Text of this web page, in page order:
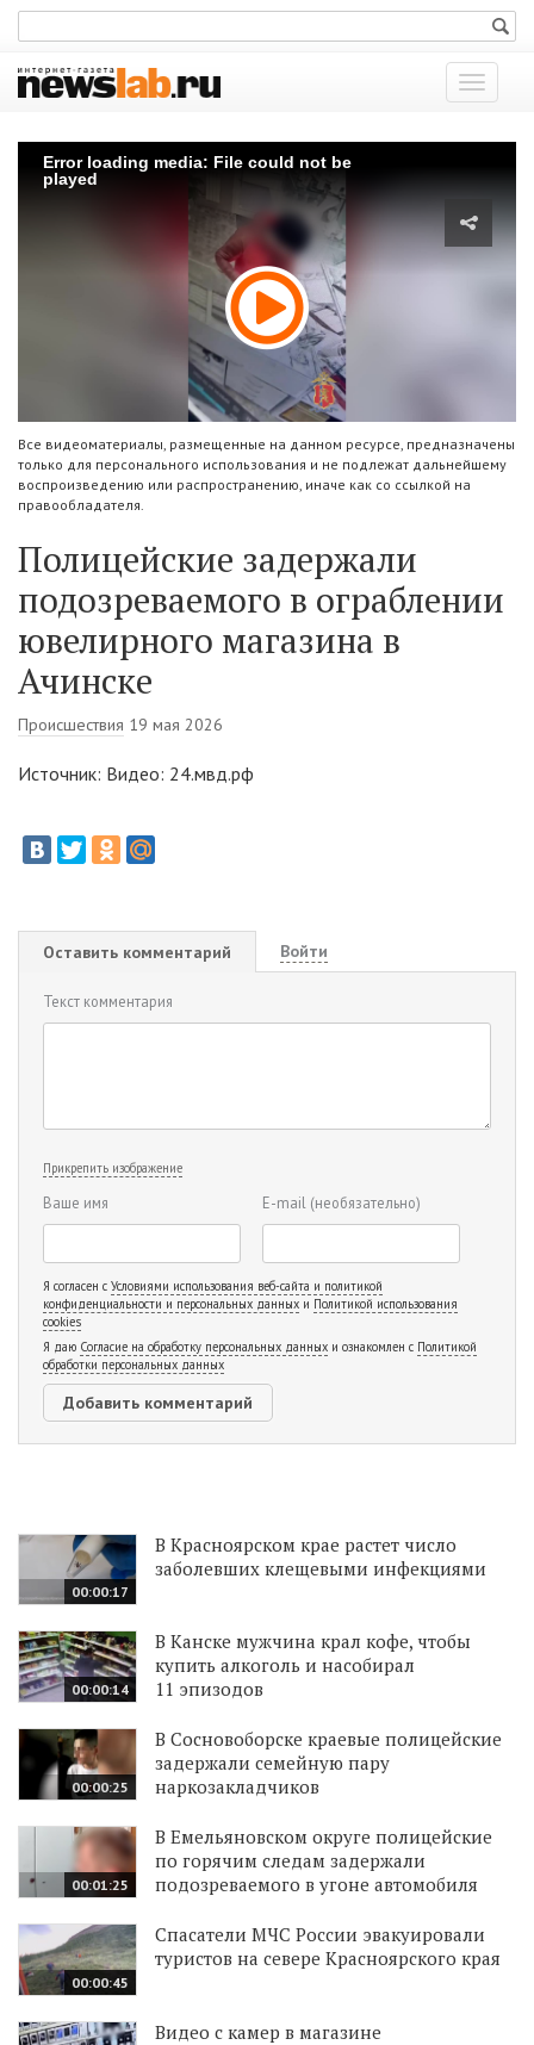
Показать
меню
Error loading media: File could not be
played
Все видеоматериалы, размещенные на данном ресурсе, предназначены
только для персонального использования и не подлежат дальнейшему
воспроизведению или распространению, иначе как со ссылкой на
правообладателя.
Полицейские задержали
подозреваемого в ограблении
ювелирного магазина в
Ачинске
Происшествия 19 мая 2026
Источник: Видео: 24.мвд.рф
Оставить комментарий Войти
Текст комментария
Прикрепить изображение
Ваше имя E-mail (необязательно)
Я согласен с Условиями использования веб-сайта и политикой
конфиденциальности и персональных данных и Политикой использования
cookies
Я даю Согласие на обработку персональных данных и ознакомлен с Политикой
обработки персональных данных
00:00:17
В Красноярском крае растет число
заболевших клещевыми инфекциями
00:00:14
В Канске мужчина крал кофе, чтобы
купить алкоголь и насобирал
11 эпизодов
00:00:25
В Сосновоборске краевые полицейские
задержали семейную пару
наркозакладчиков
00:01:25
В Емельяновском округе полицейские
по горячим следам задержали
подозреваемого в угоне автомобиля
00:00:45
Спасатели МЧС России эвакуировали
туристов на севере Красноярского края
Видео с камер в магазине